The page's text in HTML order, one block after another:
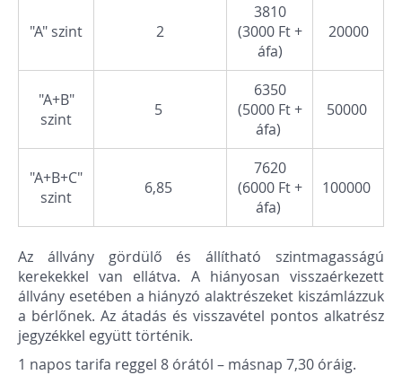
"A" szint 2
3810
(3000 Ft +
áfa)
20000
"A+B"
szint
5
6350
(5000 Ft +
áfa)
50000
"A+B+C"
szint
6,85
7620
(6000 Ft +
áfa)
100000
Az állvány gördülő és állítható szintmagasságú
kerekekkel van ellátva. A hiányosan visszaérkezett
állvány esetében a hiányzó alaktrészeket kiszámlázzuk
a bérlőnek. Az átadás és visszavétel pontos alkatrész
jegyzékkel együtt történik.
1 napos tarifa reggel 8 órától – másnap 7,30 óráig.